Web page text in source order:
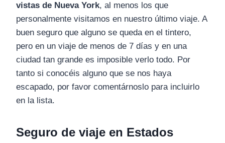
vistas de Nueva York, al menos los que
personalmente visitamos en nuestro último viaje. A
buen seguro que alguno se queda en el tintero,
pero en un viaje de menos de 7 días y en una
ciudad tan grande es imposible verlo todo. Por
tanto si conocéis alguno que se nos haya
escapado, por favor comentárnoslo para incluirlo
en la lista.
Seguro de viaje en Estados